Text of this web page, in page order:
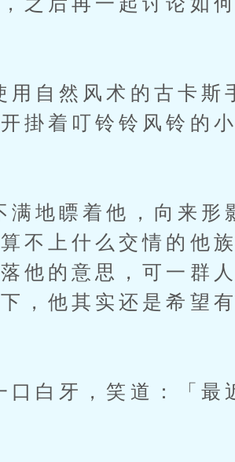
自然风术的古卡斯
掛着叮铃铃风铃的
地瞟着他，向来形
不上什么交情的他
他的意思，可一群
，他其实还是希望
白牙，笑道：「最